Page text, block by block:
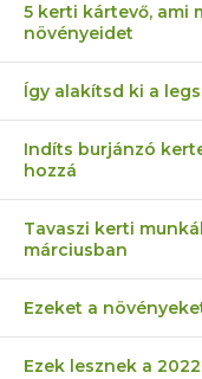
5 kerti kártevő, ami
növényeidet
Így alakítsd ki a
Indíts burjánzó
hozzá
Tavaszi kerti
márciusban
Ezeket a
Ezek lesznek a